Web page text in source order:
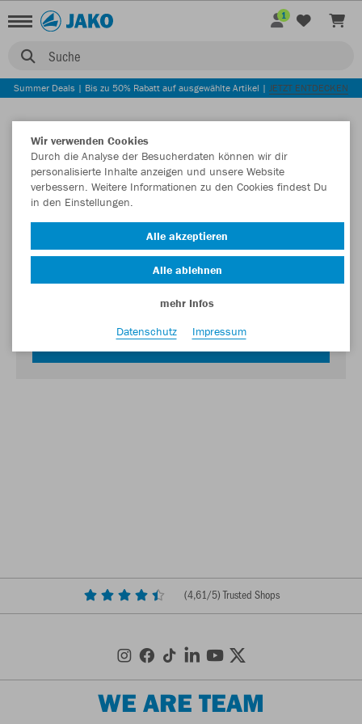
Suche
1
Summer Deals | Bis zu 50% Rabatt auf ausgewählte Artikel | JETZT ENTDECKEN
Login zum Teamshop TSV Zweiflingen
JETZT EINLOGGEN
(4,61/5) Trusted Shops
WE ARE TEAM
Wir verwenden Cookies
Durch die Analyse der Besucherdaten können wir dir
personalisierte Inhalte anzeigen und unsere Website
verbessern. Weitere Informationen zu den Cookies findest Du
in den Einstellungen.
Alle akzeptieren
Alle ablehnen
mehr Infos
Datenschutz
Impressum